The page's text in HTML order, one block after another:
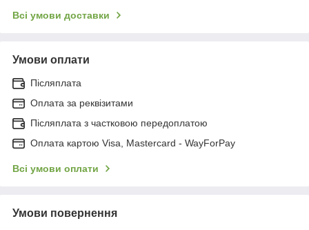
Всі умови доставки
Умови оплати
Післяплата
Оплата за реквізитами
Післяплата з частковою передоплатою
Оплата картою Visa, Mastercard - WayForPay
Всі умови оплати
Умови повернення